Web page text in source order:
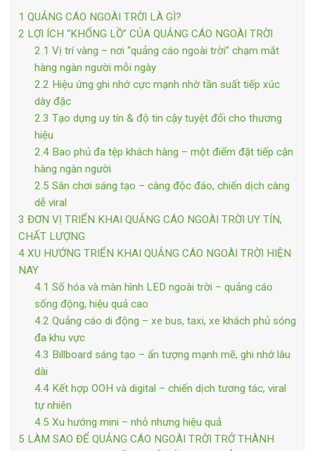
1 QUẢNG CÁO NGOÀI TRỜI LÀ GÌ?
2 LỢI ÍCH “KHỔNG LỒ” CỦA QUẢNG CÁO NGOÀI TRỜI
2.1 Vị trí vàng – nơi “quảng cáo ngoài trời” chạm mắt
hàng ngàn người mỗi ngày
2.2 Hiệu ứng ghi nhớ cực mạnh nhờ tần suất tiếp xúc
dày đặc
2.3 Tạo dựng uy tín & độ tin cậy tuyệt đối cho thương
hiệu
2.4Bao phủ đa tệp khách hàng – một điểm đặt tiếp cận
hàng ngàn người
2.5 Sân chơi sáng tạo – càng độc đáo, chiến dịch càng
dễ viral
3 ĐƠN VỊ TRIỂN KHAI QUẢNG CÁO NGOÀI TRỜI UY TÍN,
CHẤT LƯỢNG
4 XU HƯỚNG TRIỂN KHAI QUẢNG CÁO NGOÀI TRỜI HIỆN
NAY
4.1 Số hóa và màn hình LED ngoài trời – quảng cáo
sống động, hiệu quả cao
4.2 Quảng cáo di động – xe bus, taxi, xe khách phủ sóng
đa khu vực
4.3 Billboard sáng tạo – ấn tượng mạnh mẽ, ghi nhớ lâu
dài
4.4Kết hợp OOH và digital – chiến dịch tương tác, viral
tự nhiên
4.5 Xu hướng mini – nhỏ nhưng hiệu quả
5 LÀM SAO ĐỂ QUẢNG CÁO NGOÀI TRỜI TRỞ THÀNH